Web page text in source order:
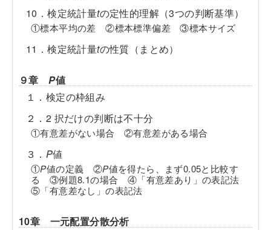
10．検定統計量tの定性的理解（3つの判断基準）
①標本平均の差 ②標本標準偏差 ③標本サイズ
11．検定統計量tの性質（まとめ）
９章P値
１．検定の枠組み
２．2 択だけの判断は不十分
①有意差がない場合 ②有意差がある場合
３． P値
①P値の定義 ②P値を得たら、まず0.05と比較す
る ③例題8.1の場合 ④「有意差あり」の表記法
⑤「有意差なし」の表記法
10章 一元配置分散分析